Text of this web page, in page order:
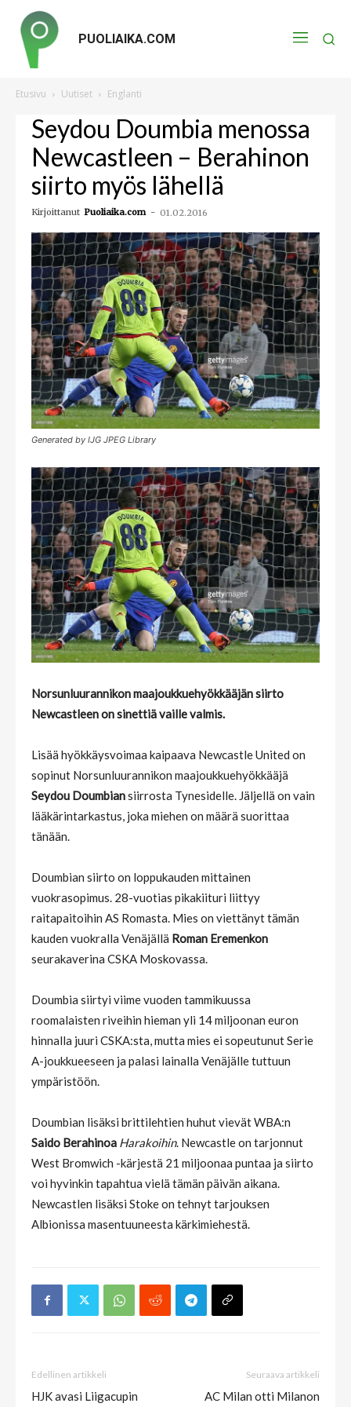
PUOLIAIKA.COM
Etusivu Uutiset Englanti
Seydou Doumbia menossa
Newcastleen – Berahinon
siirto myös lähellä
Kirjoittanut Puoliaika.com - 01.02.2016
Generated by IJG JPEG Library
Norsunluurannikon maajoukkuehyökkääjän siirto
Newcastleen on sinettiä vaille valmis.
Lisää hyökkäysvoimaa kaipaava Newcastle United on
sopinut Norsunluurannikon maajoukkuehyökkääjä
Seydou Doumbiansiirrosta Tynesidelle. Jäljellä on vain
lääkärintarkastus, joka miehen on määrä suorittaa
tänään.
Doumbian siirto on loppukauden mittainen
vuokrasopimus. 28-vuotias pikakiituri liittyy
raitapaitoihin AS Romasta. Mies on viettänyt tämän
kauden vuokralla Venäjällä Roman Eremenkon
seurakaverina CSKA Moskovassa.
Doumbia siirtyi viime vuoden tammikuussa
roomalaisten riveihin hieman yli 14 miljoonan euron
hinnalla juuri CSKA:sta, mutta mies ei sopeutunut Serie
A-joukkueeseen ja palasi lainalla Venäjälle tuttuun
ympäristöön.
Doumbian lisäksi brittilehtien huhut vievät WBA:n
Saido Berahinoa Harakoihin. Newcastle on tarjonnut
West Bromwich -kärjestä 21 miljoonaa puntaa ja siirto
voi hyvinkin tapahtua vielä tämän päivän aikana.
Newcastlen lisäksi Stoke on tehnyt tarjouksen
Albionissa masentuuneesta kärkimiehestä.
Edellinen artikkeli
HJK avasi Liigacupin
Seuraava artikkeli
AC Milan otti Milanon